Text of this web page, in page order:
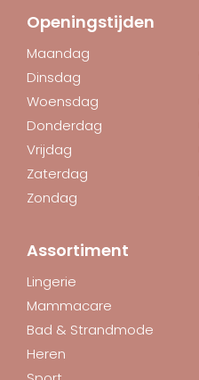
Openingstijden
Maandag
Dinsdag
Woensdag
Donderdag
Vrijdag
Zaterdag
Zondag
Assortiment
Lingerie
Mammacare
Bad & Strandmode
Heren